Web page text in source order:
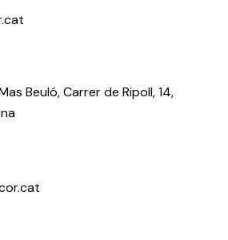
Beuló, Carrer de Ripoll, 14,